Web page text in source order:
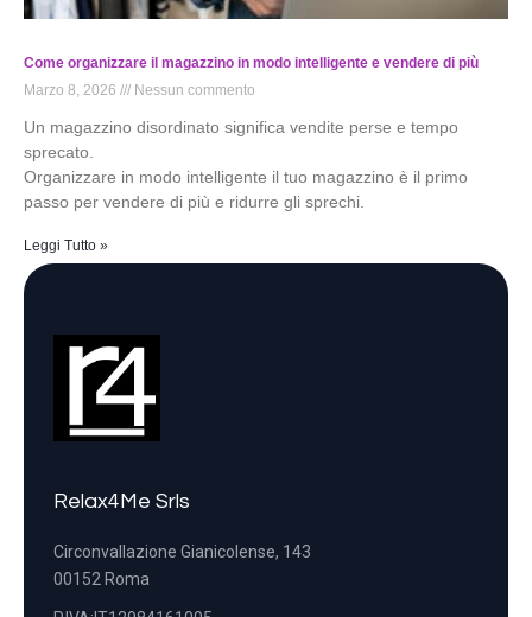
Come organizzare il magazzino in modo intelligente e vendere di più
Marzo 8, 2026
Nessun commento
Un magazzino disordinato significa vendite perse e tempo
sprecato.
Organizzare in modo intelligente il tuo magazzino è il primo
passo per vendere di più e ridurre gli sprechi.
Leggi Tutto »
Relax4Me Srls
Circonvallazione Gianicolense, 143
00152 Roma